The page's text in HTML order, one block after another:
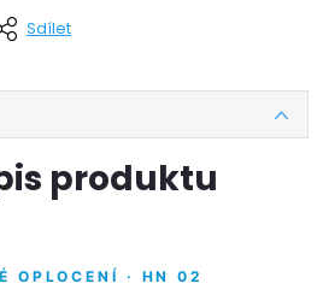
Sdílet
produktu
OPLOCENÍ · HN 02